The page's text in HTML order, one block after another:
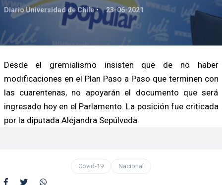
Diario Universidad de Chile 23-06-2021
Desde el gremialismo insisten que de no haber
modificaciones en el Plan Paso a Paso que terminen con
las cuarentenas, no apoyarán el documento que será
ingresado hoy en el Parlamento. La posición fue criticada
por la diputada Alejandra Sepúlveda.
Covid-19 Nacional